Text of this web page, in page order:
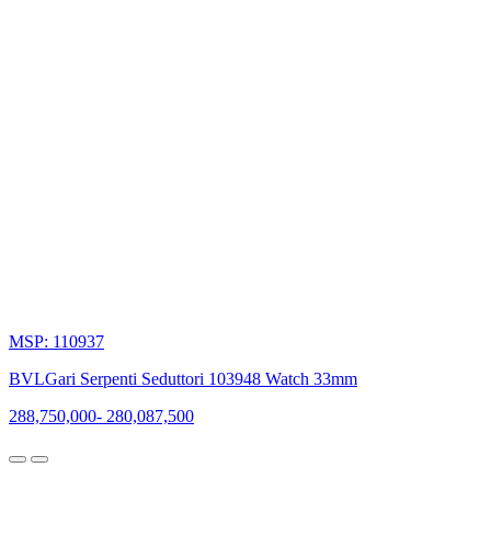
MSP: 110937
BVLGari Serpenti Seduttori 103948 Watch 33mm
288,750,000- 280,087,500